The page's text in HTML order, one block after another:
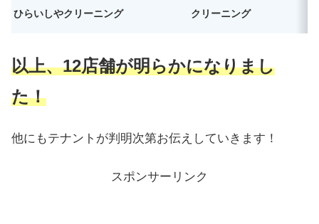
ひらいしやクリーニング クリーニング
以上、12店舗が明らかになりまし
た！
他にもテナントが判明次第お伝えしていきます！
スポンサーリンク